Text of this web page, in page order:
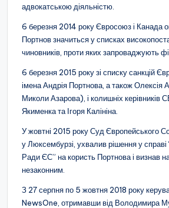
адвокатською діяльністю.
6 березня 2014 року Євросоюз і Канада
Портнов значиться у списках
чиновників, проти яких запроваджують
6 березня 2015 року зі списку санкцій
імена Андрія Портнова, а також Олексія
Миколи Азарова), і колишніх керівників
Якименка та Ігоря Калініна.
У жовтні 2015 року Суд Європейського
у Люксембурзі, ухвалив рішення у
Ради ЄС” на користь Портнова і визнав
незаконним.
З 27 серпня по 5 жовтня 2018 року
NewsOne, отримавши від Володимира